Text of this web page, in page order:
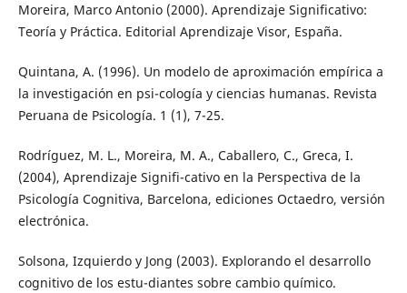
Moreira, Marco Antonio (2000). Aprendizaje Significativo:
Teoría y Práctica. Editorial Aprendizaje Visor, España.
Quintana, A. (1996). Un modelo de aproximación empírica a
la investigación en psi-cología y ciencias humanas. Revista
Peruana de Psicología. 1 (1), 7-25.
Rodríguez, M. L., Moreira, M. A., Caballero, C., Greca, I.
(2004), Aprendizaje Signifi-cativo en la Perspectiva de la
Psicología Cognitiva, Barcelona, ediciones Octaedro, versión
electrónica.
Solsona, Izquierdo y Jong (2003). Explorando el desarrollo
cognitivo de los estu-diantes sobre cambio químico.